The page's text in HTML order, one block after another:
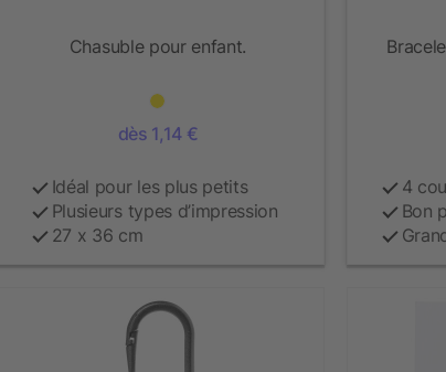
Chasuble pour enfant.
dès 1,14 €
Idéal pour les plus petits
Plusieurs types d’impression
27 x 36 cm
4
Bon